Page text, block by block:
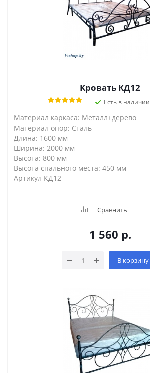
Кровать КД12
Есть в наличии
Материал каркаса: Металл+дерево
Материал опор: Сталь
Длина: 1600 мм
Ширина: 2000 мм
Высота: 800 мм
Высота спального места: 450 мм
Артикул КД12
Сравнить
1 560 р.
В корзину